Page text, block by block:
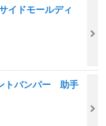
ドモールディ
バンパー 助手